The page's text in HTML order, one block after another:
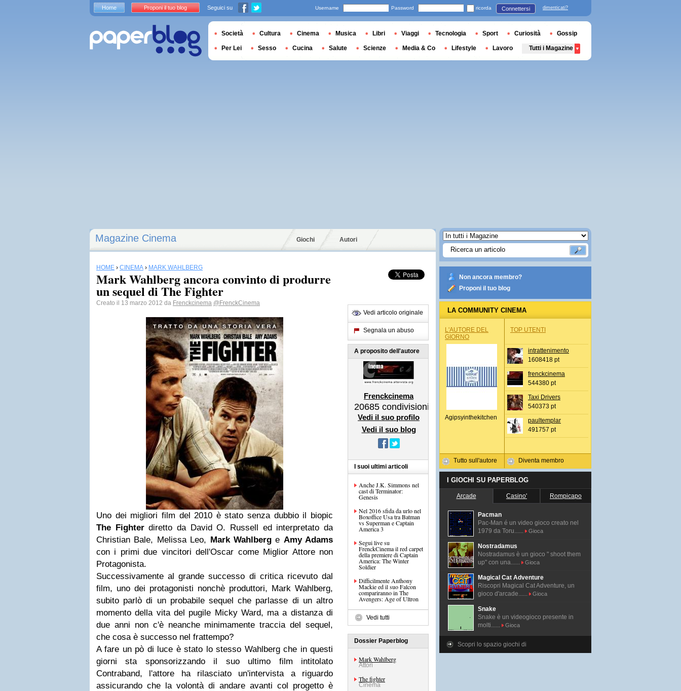
Magazine Cinema Giochi Autori
HOME › CINEMA › MARK WAHLBERG
Mark Wahlberg ancora convinto di produrre
un sequel di The Fighter
Creato il 13 marzo 2012 da Frenckcinema @FrenckCinema
Uno dei migliori film del 2010 è stato senza dubbio il biopic
The Fighterdiretto da David O. Russell ed interpretato da
Christian Bale, Melissa Leo, Mark Wahlberge Amy Adams
con i primi due vincitori dell'Oscar come Miglior Attore non
Protagonista.
Successivamente al grande successo di critica ricevuto dal
film, uno dei protagonisti nonchè produttori, Mark Wahlberg,
subito parlò di un probabile sequel che parlasse di un altro
momento della vita del pugile Micky Ward, ma a distanza di
due anni non c'è neanche minimamente traccia del sequel,
che cosa è successo nel frattempo?
A fare un pò di luce è stato lo stesso Wahlberg che in questi
giorni sta sponsorizzando il suo ultimo film intitolato
Contraband, l'attore ha rilasciato un'intervista a riguardo
assicurando che la volontà di andare avanti col progetto è
Vedi articolo originale
Segnala un abuso
A proposito dell'autore
Frenckcinema
20685 condivisioni
Vedi il suo profilo
Vedi il suo blog
I suoi ultimi articoli
Anche J.K. Simmons nel
cast di Terminator:
Genesis
Nel 2016 sfida da urlo nel
Boxoffice Usa tra Batman
vs Superman e Captain
America 3
Segui live su
FrenckCinema il red carpet
della premiere di Captain
America: The Winter
Soldier
Difficilmente Anthony
Mackie ed il suo Falcon
compariranno in The
Avengers: Age of Ultron
Vedi tutti
Dossier Paperblog
Mark Wahlberg
Attori
The fighter
Cinema
Non ancora membro?
Proponi il tuo blog
LA COMMUNITY CINEMA
L'AUTORE DEL
GIORNO
Agipsyinthekitchen
Tutto sull'autore
TOP UTENTI
intrattenimento
1608418 pt
frenckcinema
544380 pt
Taxi Drivers
540373 pt
paultemplar
491757 pt
Diventa membro
I GIOCHI SU PAPERBLOG
Arcade Casino' Rompicapo
Pacman
Pac-Man é un video gioco creato nel
1979 da Toru......
Gioca
Nostradamus
Nostradamus è un gioco " shoot them
up" con una......
Gioca
Magical Cat Adventure
Riscopri Magical Cat Adventure, un
gioco d'arcade......
Gioca
Snake
Snake è un videogioco presente in
molti......
Gioca
Scopri lo spazio giochi di
Home Proponi il tuo blog Seguici su Username Password ricorda Connettersi dimenticati?
Società Cultura Cinema Musica Libri Viaggi Tecnologia Sport Curiosità Gossip
Per Lei Sesso Cucina Salute Scienze Media & Co Lifestyle Lavoro Tutti i Magazine